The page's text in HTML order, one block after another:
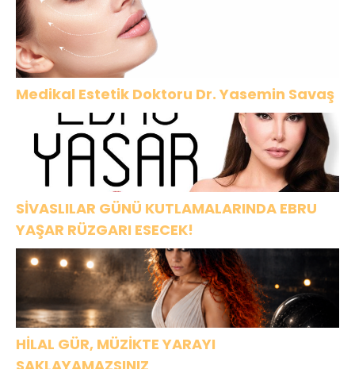
Medikal Estetik Doktoru Dr. Yasemin Savaş
SİVASLILAR GÜNÜ KUTLAMALARINDA EBRU
YAŞAR RÜZGARI ESECEK!
HİLAL GÜR, MÜZİKTE YARAYI